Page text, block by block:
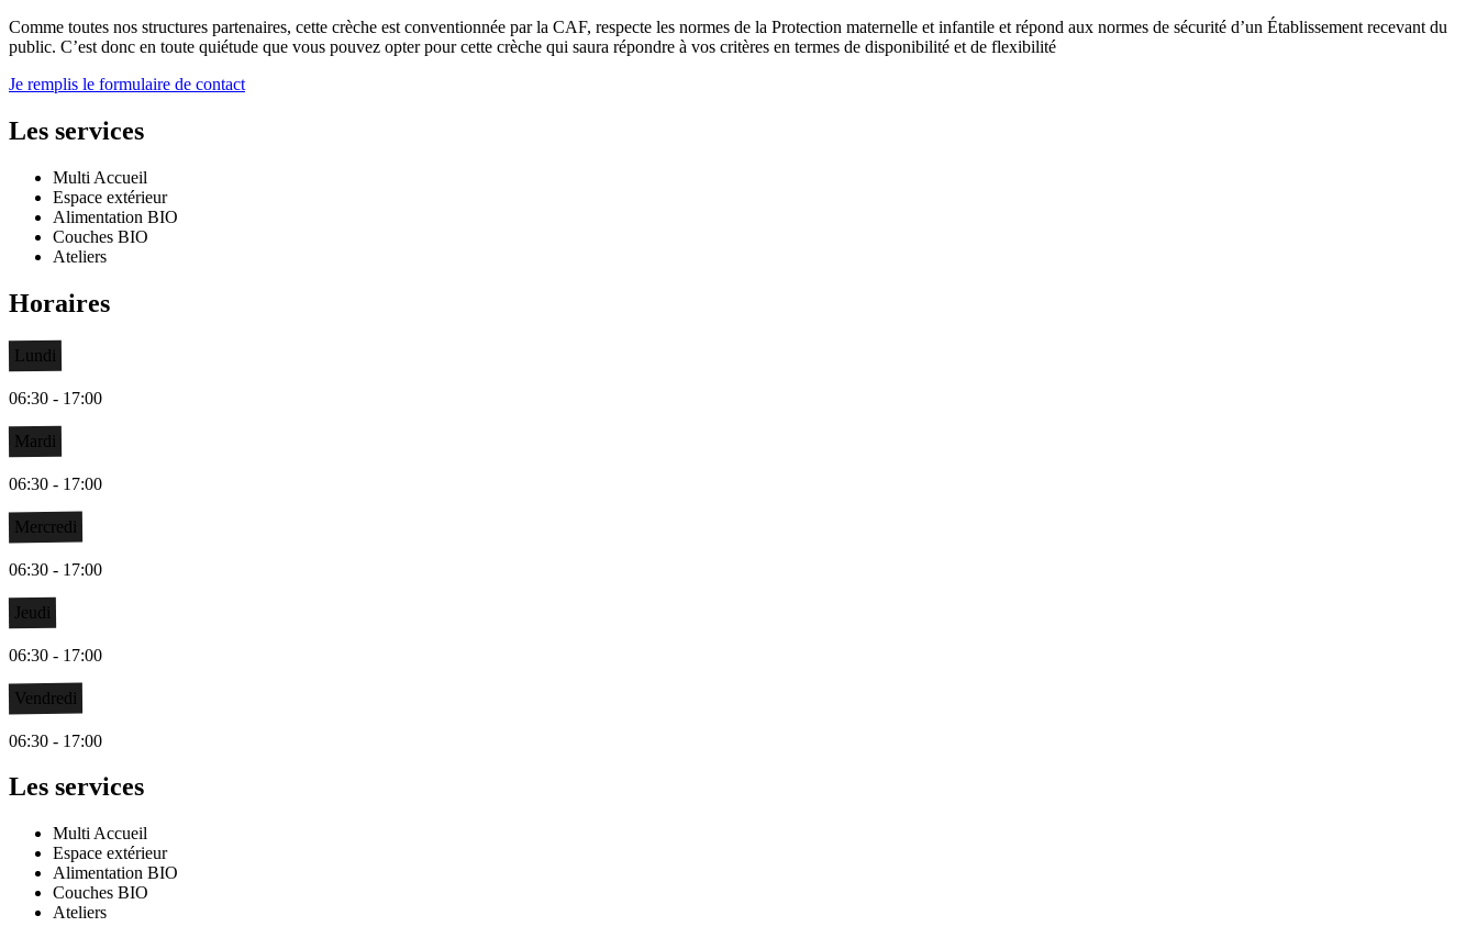
Comme toutes nos structures partenaires, cette crèche est conventionnée par la CAF, respecte les normes de la Protection maternelle et infantile et répond aux normes de sécurité d’un Établissement recevant du
public. C’est donc en toute quiétude que vous pouvez opter pour cette crèche qui saura répondre à vos critères en termes de disponibilité et de flexibilité
Je remplis le formulaire de contact
Les services
Multi Accueil
Espace extérieur
Alimentation BIO
Couches BIO
Ateliers
Horaires
Lundi
06:30 - 17:00
Mardi
06:30 - 17:00
Mercredi
06:30 - 17:00
Jeudi
06:30 - 17:00
Vendredi
06:30 - 17:00
Les services
Multi Accueil
Espace extérieur
Alimentation BIO
Couches BIO
Ateliers